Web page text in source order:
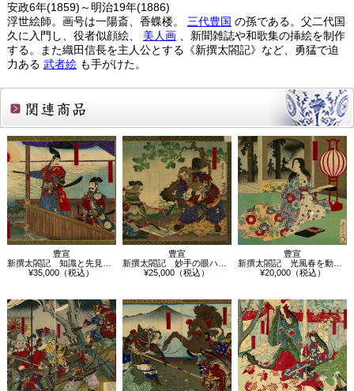
安政6年(1859)～明治19年(1886)
浮世絵師。画号は一陽斎、香蝶楼。 三代豊国 の孫である。父二代国
久に入門し、役者似顔絵、 美人画、新聞雑誌や和歌集の挿絵を制作
する。また織田信長を主人公とする《新撰太閤記》など、勇猛で迫
力ある 武者絵も手がけた。
関連商品
豊宣
新撰太閤記 知識と先見は実に普く
¥35,000（税込）
豊宣
新撰太閤記 妙手の眼ハ盤中に普し
¥25,000（税込）
豊宣
新撰太閤記 光風春を動す 明智光秀女
¥20,000（税込）